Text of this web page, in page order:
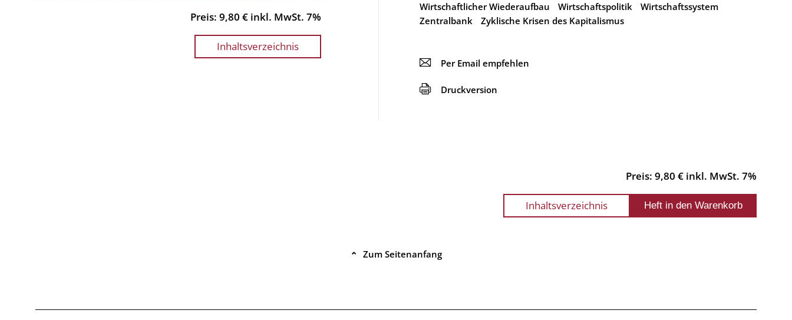
Preis: 9,80 € inkl. MwSt. 7%
Inhaltsverzeichnis
Wirtschaftlicher Wiederaufbau
Wirtschaftspolitik
Wirtschaftssystem
Zentralbank
Zyklische Krisen des Kapitalismus
📧 Per Email empfehlen
🖨 Druckversion
Preis: 9,80 € inkl. MwSt. 7%
Inhaltsverzeichnis
⌃ Zum Seitenanfang